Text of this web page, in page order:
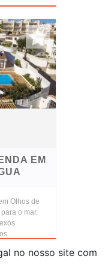
EM
Olhos de
o mar.
no nosso site com